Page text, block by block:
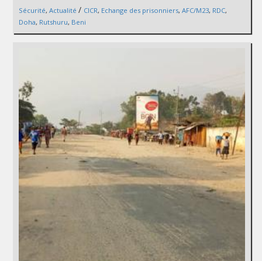
Sécurité, Actualité / CICR, Echange des prisonniers, AFC/M23, RDC,
Doha, Rutshuru, Beni